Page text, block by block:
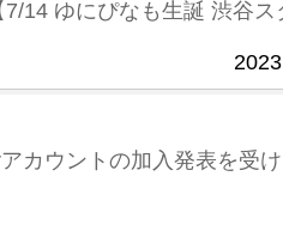
14 ゆにぴなも生誕 渋谷ス
2023
カウントの加入発表を受